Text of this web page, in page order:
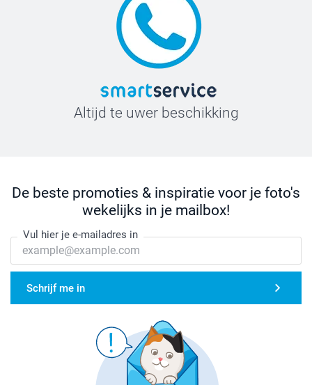
Altijd te uwer beschikking
De beste promoties & inspiratie voor je foto's
wekelijks in je mailbox!
Vul hier je e-mailadres in
Schrijf me in